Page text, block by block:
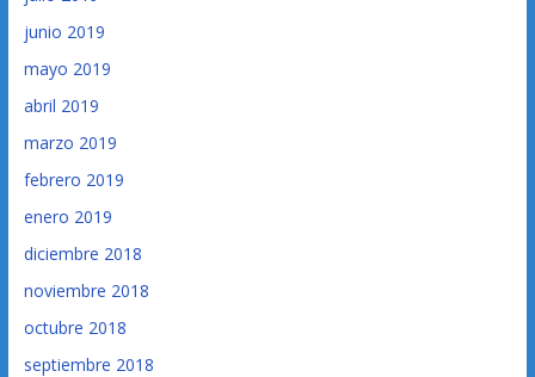
junio 2019
mayo 2019
abril 2019
marzo 2019
febrero 2019
enero 2019
diciembre 2018
noviembre 2018
octubre 2018
septiembre 2018